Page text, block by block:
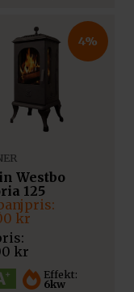
4%
Effekt:
6kw
Westbo
125
kr
kr